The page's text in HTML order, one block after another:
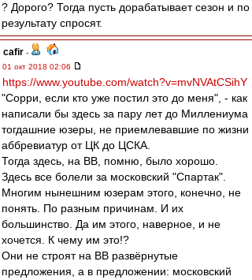
? Дорого? Тогда пусть дорабатывает сезон и по
результату спросят.
cafir -
01 окт 2018 02:06
https://www.youtube.com/watch?v=mvNVAtCSihY
"Сорри, если кто уже постил это до меня", - как
написали бы здесь за пару лет до Миллениума
тогдашние юзеры, не приемлевавшие по жизни
аббревиатур от ЦК до ЦСКА.
Тогда здесь, на ВВ, помню, было хорошо.
Здесь все болели за московский "Спартак".
Многим нынешним юзерам этого, конечно, не
понять. По разным причинам. И их
большинство. Да им этого, наверное, и не
хочется. К чему им это!?
Они не строят на ВВ развёрнутые
предложения, а в предложении: московский